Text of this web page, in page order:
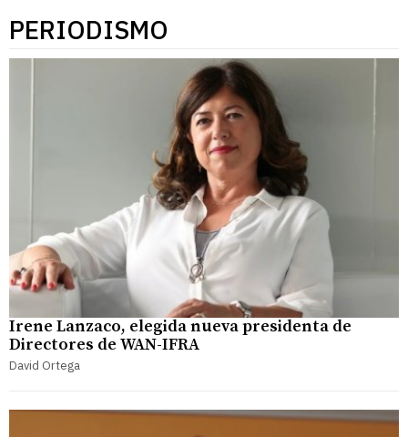
PERIODISMO
Irene Lanzaco, elegida nueva presidenta de
Directores de WAN-IFRA
David Ortega